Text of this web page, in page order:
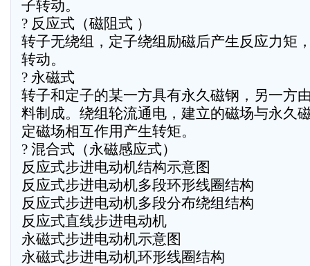
子转动。
? 反应式（磁阻式 ）
转子无绕组，定子绕组励磁后产生反应力矩
转动。
? 永磁式
转子和定子的某一方具有永久磁钢，另一方
料制成。绕组轮流通电，建立的磁场与永久
定磁场相互作用产生转矩。
? 混合式（永磁感应式）
反应式步进电动机结构示意图
反应式步进电动机多段环形线圈结构
反应式步进电动机多段分布绕组结构
反应式直线步进电动机
永磁式步进电动机示意图
永磁式步进电动机环形线圈结构